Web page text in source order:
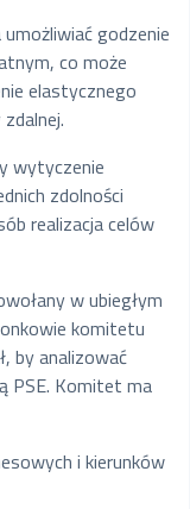
godzenie
co może
elastycznego
wytyczenie
zdolności
realizacja celów
w ubiegłym
komitetu
by analizować
PSE. Komitet ma
i kierunków